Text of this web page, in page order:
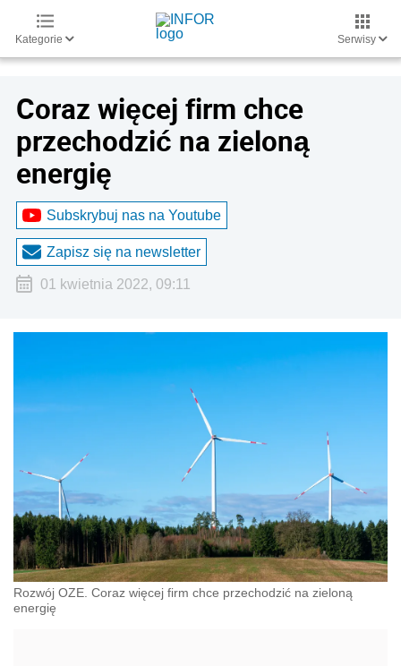
Kategorie Serwisy
Coraz więcej firm chce
przechodzić na zieloną
energię
Subskrybuj nas na Youtube
Zapisz się na newsletter
01 kwietnia 2022, 09:11
Rozwój OZE. Coraz więcej firm chce przechodzić na zieloną
energię